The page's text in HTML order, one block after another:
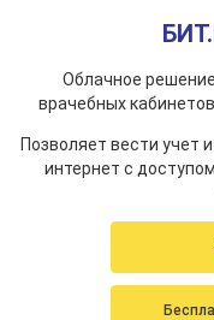
Облачное
врачебных
Позволяет вести учет
интернет с